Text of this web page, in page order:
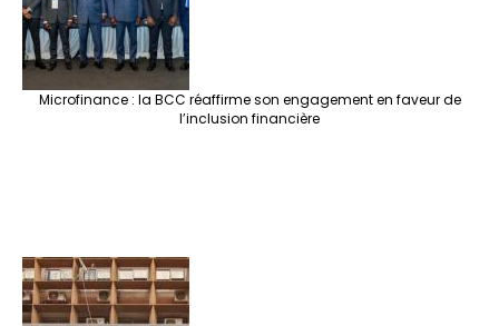
Microfinance : la BCC réaffirme son engagement en faveur de
l’inclusion financière